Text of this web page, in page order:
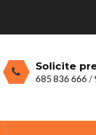
Solicite
685 836 666 /